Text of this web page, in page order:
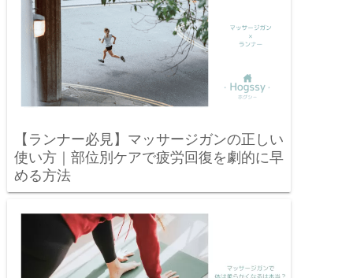
【ランナー必見】マッサージガンの正しい
使い方｜部位別ケアで疲労回復を劇的に早
める方法